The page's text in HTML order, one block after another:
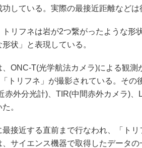
している。実際の最接近距離などは
リフネは岩が2つ繋がったような形
状」と表現している。
ONC-T(光学航法カメラ)による観測
トリフネ」が撮影されている。その
赤外分光計)、TIR(中間赤外カメラ)、
。
接近する直前まで行なわれ、「ト
サイエンス機器で取得したデータ